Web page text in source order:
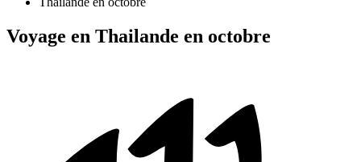
Voyage en Thailande en octobre